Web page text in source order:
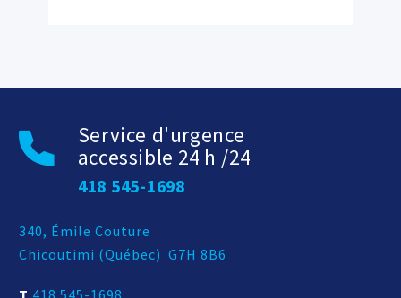
Service d'urgence
accessible 24 h /24
418 545-1698
Adresse postale
340, Émile Couture
Chicoutimi (Québec) G7H 8B6